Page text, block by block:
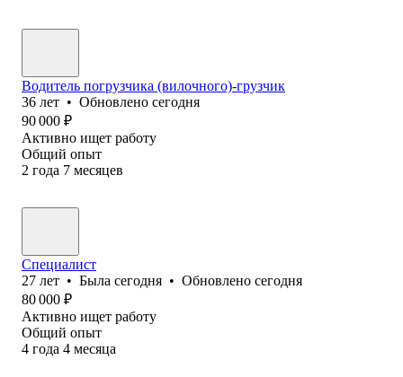
Водитель погрузчика (вилочного)-грузчик
36 лет • Обновлено сегодня
90 000 ₽
Активно ищет работу
Общий опыт
2 года 7 месяцев
Специалист
27 лет • Была сегодня • Обновлено сегодня
80 000 ₽
Активно ищет работу
Общий опыт
4 года 4 месяца